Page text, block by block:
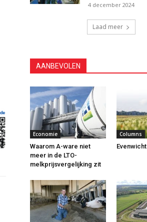
4 december 2024
Laad meer
AANBEVOLEN
Economie
Waarom A-ware niet
meer in de LTO-
melkprijsvergelijking zit
Columns
Evenwicht